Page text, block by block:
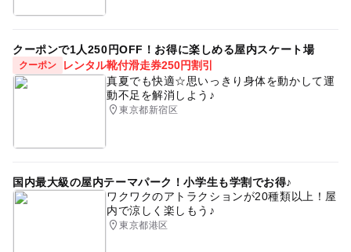
クーポンで1人250円OFF！お得に楽しめる屋内スケート場
クーポン
レンタル靴付滑走券250円割引
真夏でも快適☆思いっきり身体を動かして運
動不足を解消しよう♪
東京都新宿区
国内最大級の屋内テーマパーク！小学生も学割でお得♪
ワクワクのアトラクションが20種類以上！屋
内で涼しく楽しもう♪
東京都港区